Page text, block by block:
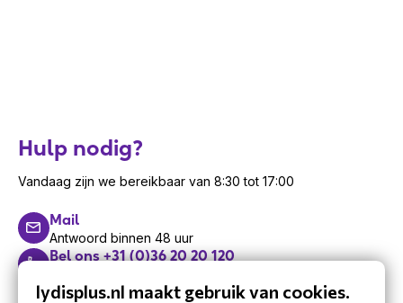
Hulp nodig?
Vandaag zijn we bereikbaar van 8:30 tot 17:00
Mail
Antwoord binnen 48 uur
Bel ons +31 (0)36 20 20 120
Bel ons +31(0)88 7000 800
lydisplus.nl maakt gebruik van cookies.